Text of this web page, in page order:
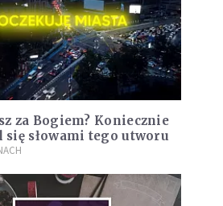
za Bogiem? Koniecznie
się słowami tego utworu